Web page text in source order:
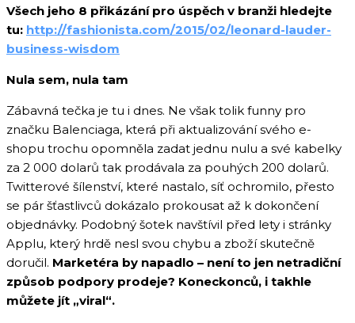
Všech jeho 8 přikázání pro úspěch v branži hledejte
tu: http://fashionista.com/2015/02/leonard-lauder-
business-wisdom
Nula sem, nula tam
Zábavná tečka je tu i dnes. Ne však tolik funny pro
značku Balenciaga, která při aktualizování svého e-
shopu trochu opomněla zadat jednu nulu a své kabelky
za 2 000 dolarů tak prodávala za pouhých 200 dolarů.
Twitterové šílenství, které nastalo, síť ochromilo, přesto
se pár šťastlivců dokázalo prokousat až k dokončení
objednávky. Podobný šotek navštívil před lety i stránky
Applu, který hrdě nesl svou chybu a zboží skutečně
doručil. Marketéra by napadlo – není to jen netradiční
způsob podpory prodeje? Koneckonců, i takhle
můžete jít „viral“.